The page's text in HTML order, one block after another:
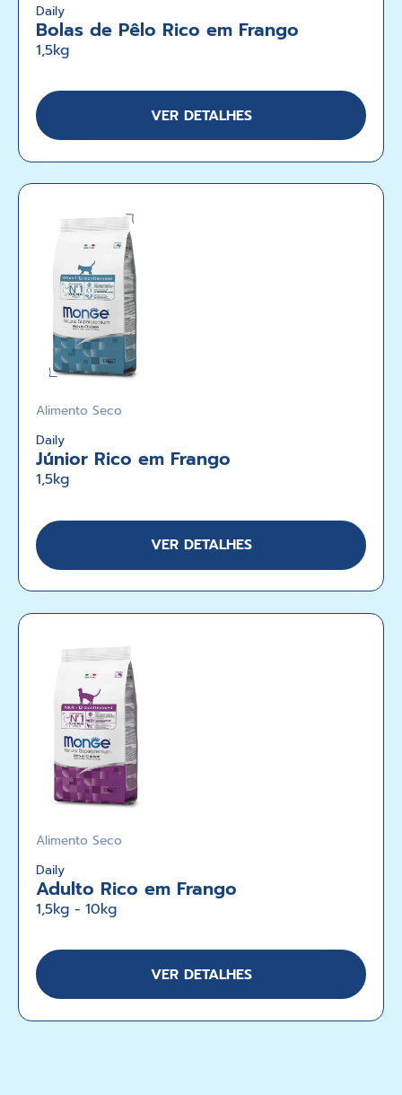
Daily
Bolas de Pêlo Rico em Frango
1,5kg
VER DETALHES
Alimento Seco
Daily
Júnior Rico em Frango
1,5kg
VER DETALHES
Alimento Seco
Daily
Adulto Rico em Frango
1,5kg - 10kg
VER DETALHES